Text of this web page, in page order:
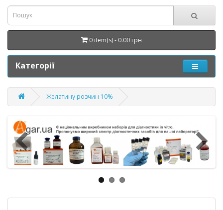
0 item(s) - 0.00 грн
Категорії
Желатину розчин 10%